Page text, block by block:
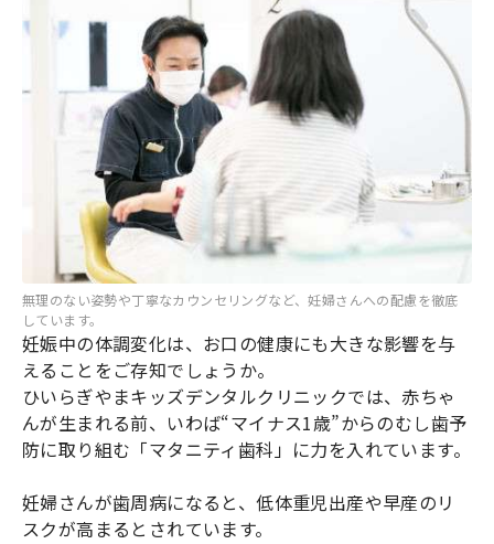
無理のない姿勢や丁寧なカウンセリングなど、妊婦さんへの配慮を徹底
しています。
妊娠中の体調変化は、お口の健康にも大きな影響を与
えることをご存知でしょうか。
ひいらぎやまキッズデンタルクリニックでは、赤ちゃ
んが生まれる前、いわば“マイナス1歳”からのむし歯予
防に取り組む「マタニティ歯科」に力を入れています。
妊婦さんが歯周病になると、低体重児出産や早産のリ
スクが高まるとされています。